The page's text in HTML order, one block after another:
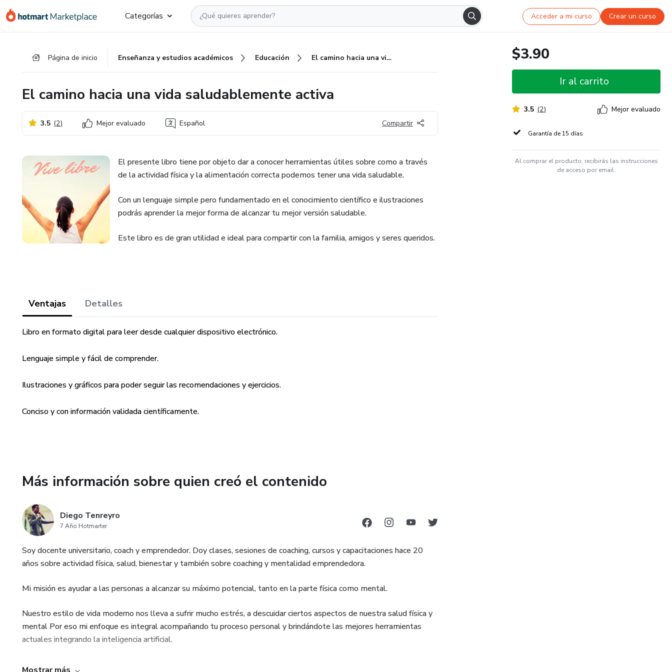
Categorías Acceder a mi curso Crear un curso
Página de inicio Enseñanza y estudios académicos Educación El camino hacia una vida saludablemente activa
El camino hacia una vida saludablemente activa
3.5 (2) Mejor evaluado Español Compartir
El presente libro tiene por objeto dar a conocer herramientas útiles sobre como a través
de la actividad física y la alimentación correcta podemos tener una vida saludable.
Con un lenguaje simple pero fundamentado en el conocimiento científico e ilustraciones
podrás aprender la mejor forma de alcanzar tu mejor versión saludable.
Este libro es de gran utilidad e ideal para compartir con la familia, amigos y seres queridos.
Ventajas Detalles
Libro en formato digital para leer desde cualquier dispositivo electrónico.
Lenguaje simple y fácil de comprender.
Ilustraciones y gráficos para poder seguir las recomendaciones y ejercicios.
Conciso y con información validada científicamente.
Más información sobre quien creó el contenido
Diego Tenreyro
7 Año Hotmarter
Soy docente universitario, coach y emprendedor. Doy clases, sesiones de coaching, cursos y capacitaciones hace 20
años sobre actividad física, salud, bienestar y también sobre coaching y mentalidad emprendedora.
Mi misión es ayudar a las personas a alcanzar su máximo potencial, tanto en la parte física como mental.
Nuestro estilo de vida moderno nos lleva a sufrir mucho estrés, a descuidar ciertos aspectos de nuestra salud física y
mental Por eso mi enfoque es integral acompañando tu proceso personal y brindándote las mejores herramientas
actuales integrando la inteligencia artificial.
$3.90
Ir al carrito
3.5 (2) Mejor evaluado
Garantía de 15 días
Al comprar el producto, recibirás las instrucciones
de acceso por email.